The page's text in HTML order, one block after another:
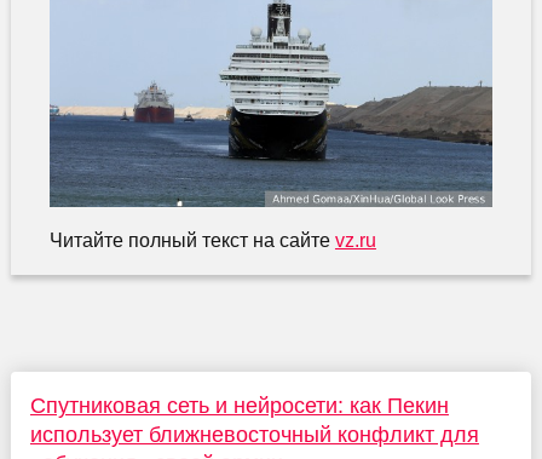
Читайте полный текст на сайте vz.ru
Спутниковая сеть и нейросети: как Пекин
использует ближневосточный конфликт для